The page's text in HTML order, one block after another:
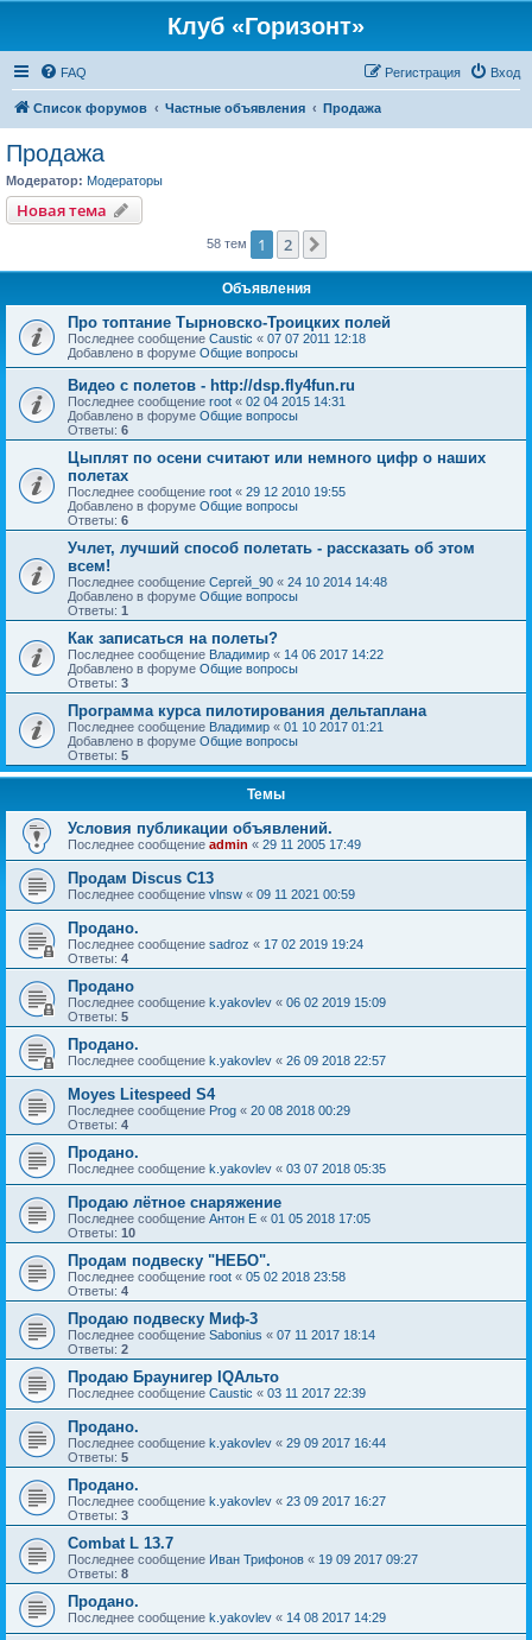
Клуб «Горизонт»
FAQ Вход
Регистрация
Список форумов Частные объявления Продажа
Продажа
Модератор: Модераторы
Новая тема
58 тем 1 2
Объявления
Про топтание Тырновско-Троицких полей
Последнее сообщение Caustic « 07 07 2011 12:18
Добавлено в форуме Общие вопросы
Видео с полетов - http://dsp.fly4fun.ru
Последнее сообщение root « 02 04 2015 14:31
Добавлено в форуме Общие вопросы
Ответы: 6
Цыплят по осени считают или немного цифр о наших
полетах
Последнее сообщение root « 29 12 2010 19:55
Добавлено в форуме Общие вопросы
Ответы: 6
Учлет, лучший способ полетать - рассказать об этом
всем!
Последнее сообщение Сергей_90 « 24 10 2014 14:48
Добавлено в форуме Общие вопросы
Ответы: 1
Как записаться на полеты?
Последнее сообщение Владимир « 14 06 2017 14:22
Добавлено в форуме Общие вопросы
Ответы: 3
Программа курса пилотирования дельтаплана
Последнее сообщение Владимир « 01 10 2017 01:21
Добавлено в форуме Общие вопросы
Ответы: 5
Темы
Условия публикации объявлений.
Последнее сообщение admin « 29 11 2005 17:49
Продам Discus C13
Последнее сообщение vlnsw « 09 11 2021 00:59
Продано.
Последнее сообщение sadroz « 17 02 2019 19:24
Ответы: 4
Продано
Последнее сообщение k.yakovlev « 06 02 2019 15:09
Ответы: 5
Продано.
Последнее сообщение k.yakovlev « 26 09 2018 22:57
Moyes Litespeed S4
Последнее сообщение Prog « 20 08 2018 00:29
Ответы: 4
Продано.
Последнее сообщение k.yakovlev « 03 07 2018 05:35
Продаю лётное снаряжение
Последнее сообщение Антон Е « 01 05 2018 17:05
Ответы: 10
Продам подвеску "НЕБО".
Последнее сообщение root « 05 02 2018 23:58
Ответы: 4
Продаю подвеску Миф-3
Последнее сообщение Sabonius « 07 11 2017 18:14
Ответы: 2
Продаю Браунигер IQАльто
Последнее сообщение Caustic « 03 11 2017 22:39
Продано.
Последнее сообщение k.yakovlev « 29 09 2017 16:44
Ответы: 5
Продано.
Последнее сообщение k.yakovlev « 23 09 2017 16:27
Ответы: 3
Combat L 13.7
Последнее сообщение Иван Трифонов « 19 09 2017 09:27
Ответы: 8
Продано.
Последнее сообщение k.yakovlev « 14 08 2017 14:29